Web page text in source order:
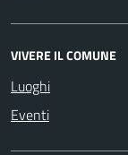
VIVERE IL COMUNE
Luoghi
Eventi